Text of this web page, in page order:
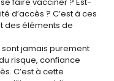
faire vacciner ? Est-
d’accès ? C’est à ces
des éléments de
jamais purement
risque, confiance
C’est à cette